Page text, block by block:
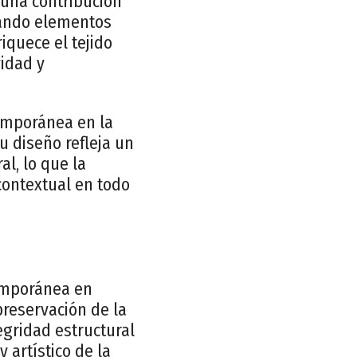
elementos
el tejido
y
en la
diseño refleja un
lo que la
en todo
en
de la
estructural
artístico de la